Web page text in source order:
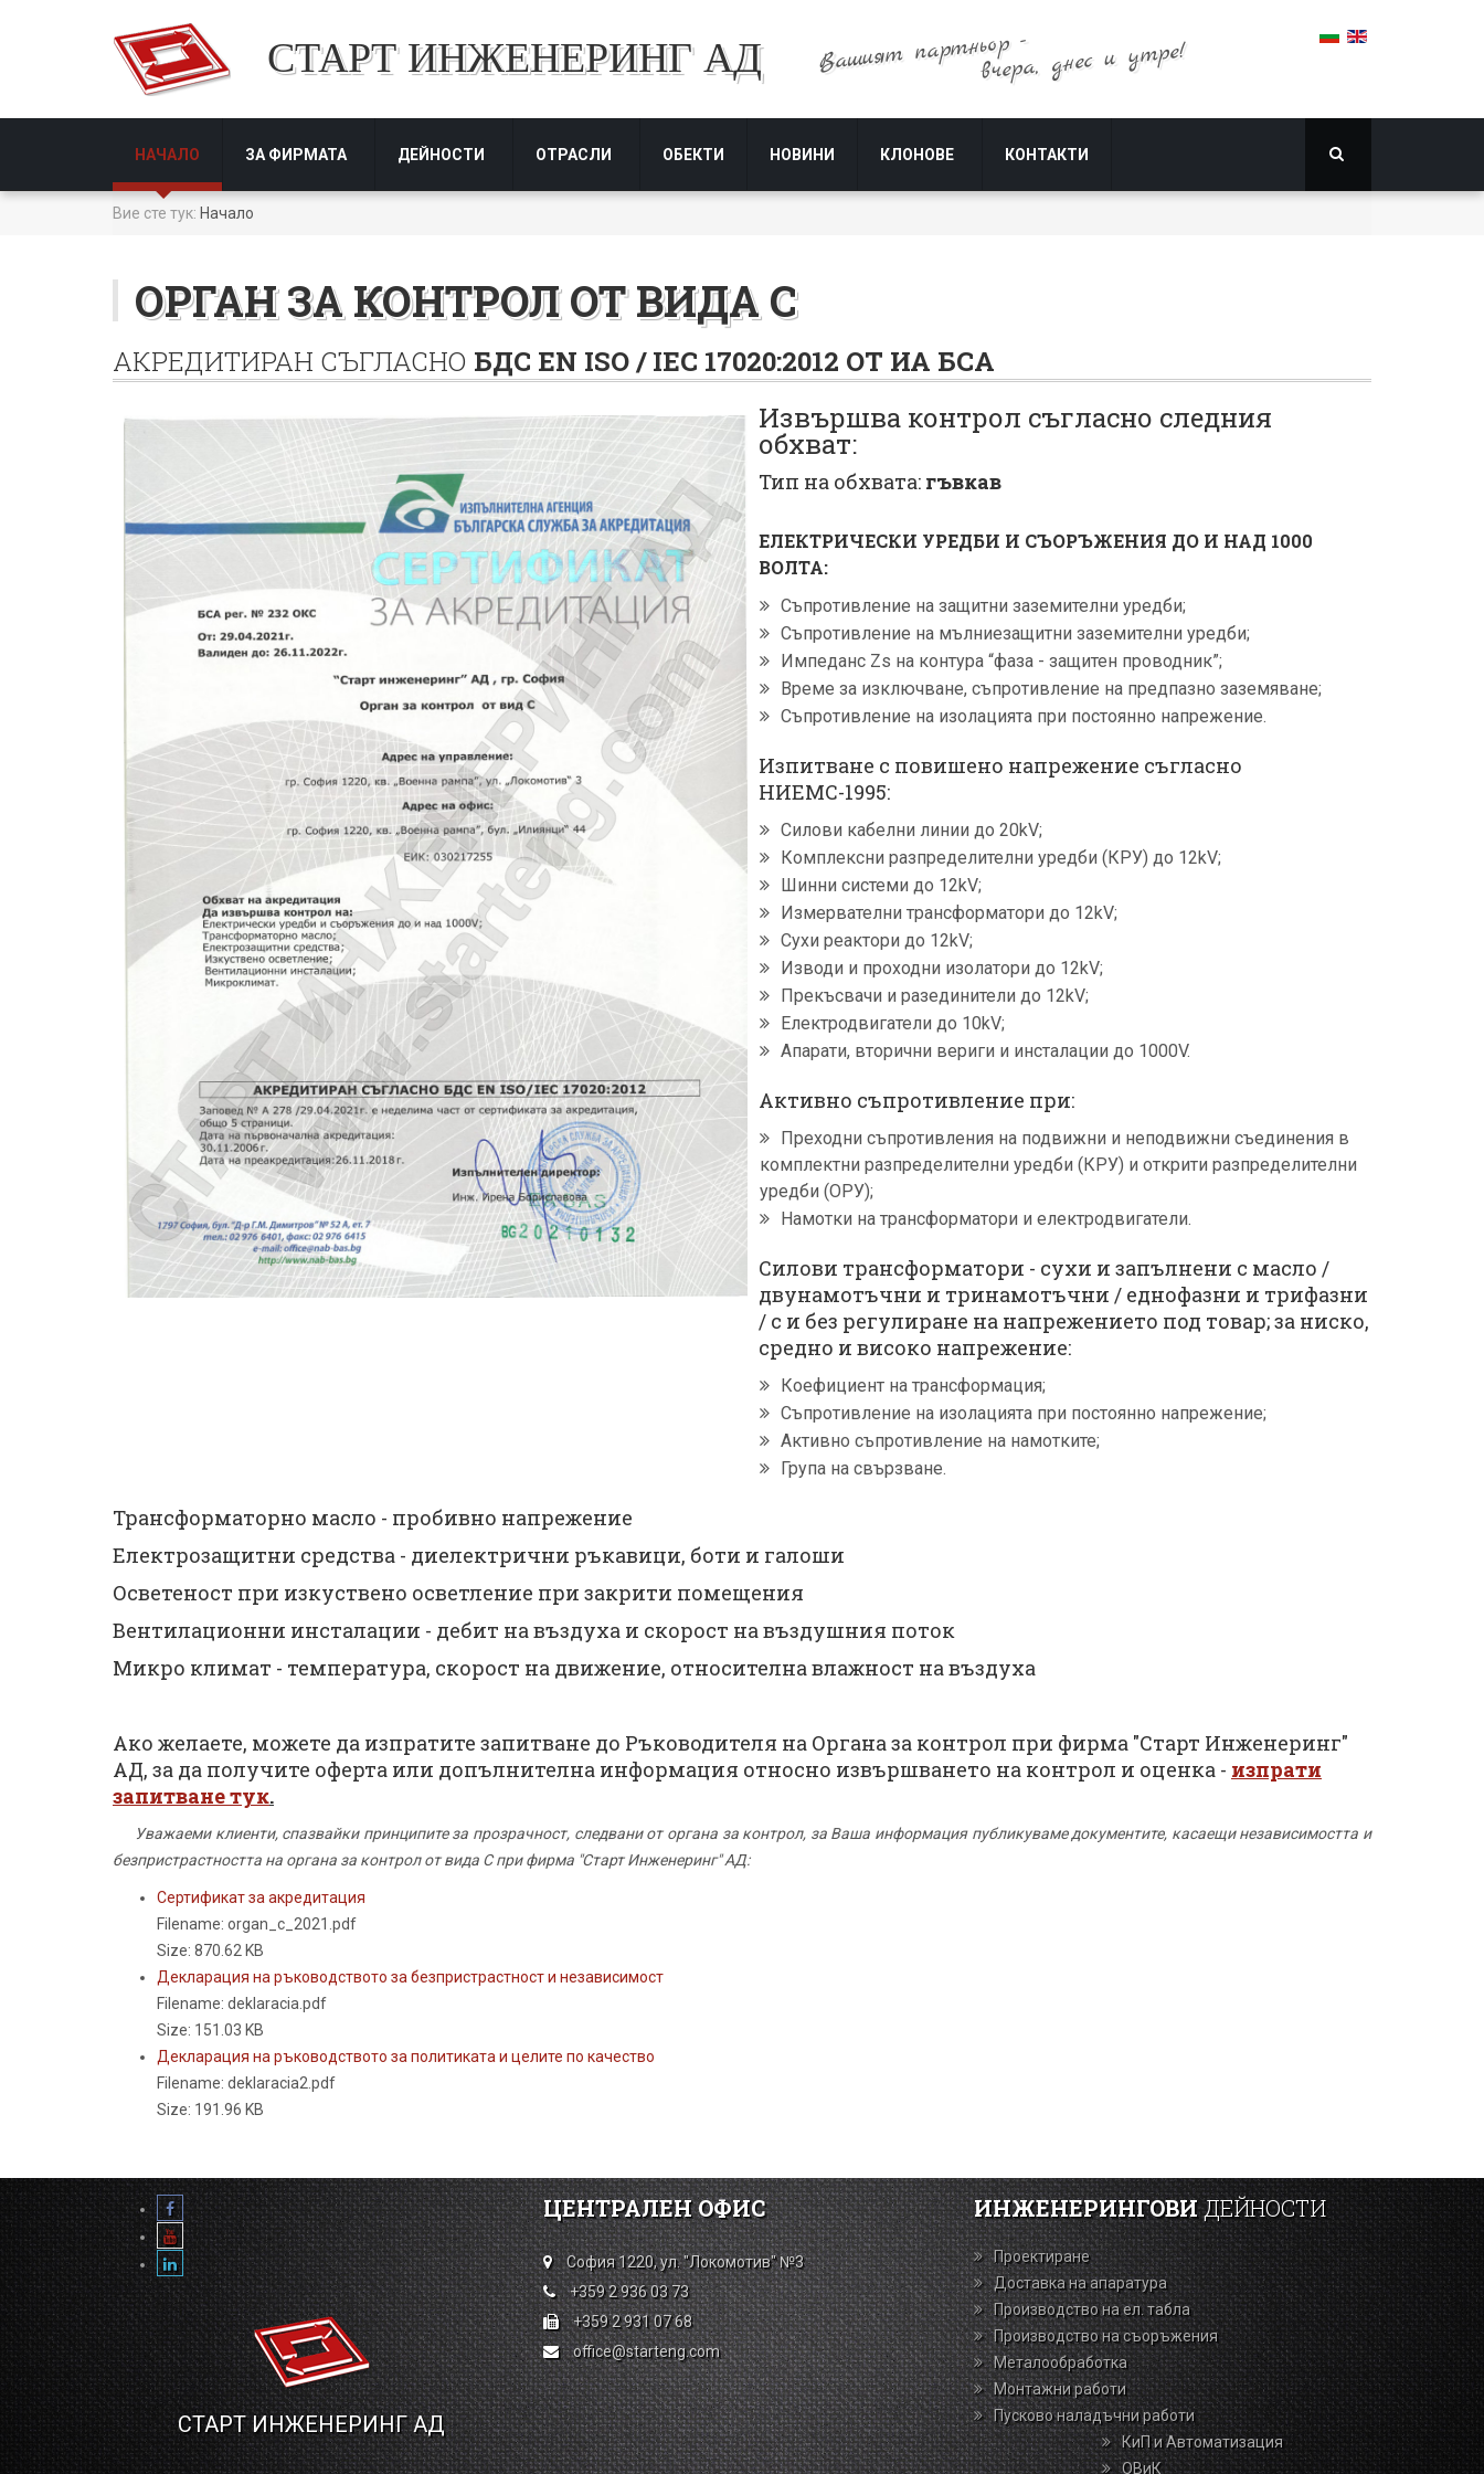
СТАРТ ИНЖЕНЕРИНГ АД Вашият партньор -вчера, днес и утре!
НАЧАЛО ЗА ФИРМАТА ДЕЙНОСТИ ОТРАСЛИ ОБЕКТИ НОВИНИ КЛОНОВЕ КОНТАКТИ
Вие сте тук: Начало
ОРГАН ЗА КОНТРОЛ ОТ ВИДА С
АКРЕДИТИРАН СЪГЛАСНО БДС EN ISO / IEC 17020:2012 ОТ ИА БСА
Извършва контрол съгласно следния
обхват:
Тип на обхвата: гъвкав
ЕЛЕКТРИЧЕСКИ УРЕДБИ И СЪОРЪЖЕНИЯ ДО И НАД 1000
ВОЛТА:
Съпротивление на защитни заземителни уредби;
Съпротивление на мълниезащитни заземителни уредби;
Импеданс Zs на контура “фаза - защитен проводник”;
Време за изключване, съпротивление на предпазно заземяване;
Съпротивление на изолацията при постоянно напрежение.
Изпитване с повишено напрежение съгласно
НИЕМС-1995:
Силови кабелни линии до 20kV;
Комплексни разпределителни уредби (КРУ) до 12kV;
Шинни системи до 12kV;
Измервателни трансформатори до 12kV;
Сухи реактори до 12kV;
Изводи и проходни изолатори до 12kV;
Прекъсвачи и разединители до 12kV;
Електродвигатели до 10kV;
Апарати, вторични вериги и инсталации до 1000V.
Активно съпротивление при:
Преходни съпротивления на подвижни и неподвижни съединения в
комплектни разпределителни уредби (КРУ) и открити разпределителни
уредби (ОРУ);
Намотки на трансформатори и електродвигатели.
Силови трансформатори - сухи и запълнени с масло /
двунамотъчни и тринамотъчни / еднофазни и трифазни
/ с и без регулиране на напрежението под товар; за ниско,
средно и високо напрежение:
Коефициент на трансформация;
Съпротивление на изолацията при постоянно напрежение;
Активно съпротивление на намотките;
Група на свързване.
Трансформаторно масло - пробивно напрежение
Електрозащитни средства - диелектрични ръкавици, боти и галоши
Осветеност при изкуствено осветление при закрити помещения
Вентилационни инсталации - дебит на въздуха и скорост на въздушния поток
Микро климат - температура, скорост на движение, относителна влажност на въздуха
Ако желаете, можете да изпратите запитване до Ръководителя на Органа за контрол при фирма "Старт Инженеринг"
АД, за да получите оферта или допълнителна информация относно извършването на контрол и оценка - изпрати
запитване тук.
Уважаеми клиенти, спазвайки принципите за прозрачност, следвани от органа за контрол, за Ваша информация публикуваме документите, касаещи независимостта и
безпристрастността на органа за контрол от вида С при фирма "Старт Инженеринг" АД:
Сертификат за акредитация
Filename: organ_c_2021.pdf
Size: 870.62 KB
Декларация на ръководството за безпристрастност и независимост
Filename: deklaracia.pdf
Size: 151.03 KB
Декларация на ръководството за политиката и целите по качество
Filename: deklaracia2.pdf
Size: 191.96 KB
СТАРТ ИНЖЕНЕРИНГ АД
ЦЕНТРАЛЕН ОФИС
София 1220, ул. "Локомотив" №3
+359 2 936 03 73
+359 2 931 07 68
office@starteng.com
ИНЖЕНЕРИНГОВИДЕЙНОСТИ
Проектиране
Доставка на апаратура
Производство на ел. табла
Производство на съоръжения
Металообработка
Монтажни работи
Пусково наладъчни работи
КиП и Автоматизация
ОВиК